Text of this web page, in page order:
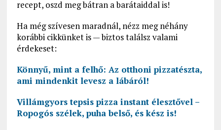
recept, oszd meg bátran a barátaiddal is!
Ha még szívesen maradnál, nézz meg néhány
korábbi cikkünket is — biztos találsz valami
érdekeset:
Könnyű, mint a felhő: Az otthoni pizzatészta,
ami mindenkit levesz a lábáról!
Villámgyors tepsis pizza instant élesztővel –
Ropogós szélek, puha belső, és kész is!